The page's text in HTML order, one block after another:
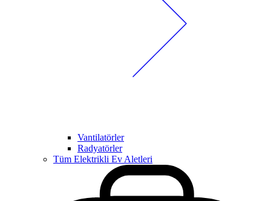
Vantilatörler
Radyatörler
Tüm Elektrikli Ev Aletleri